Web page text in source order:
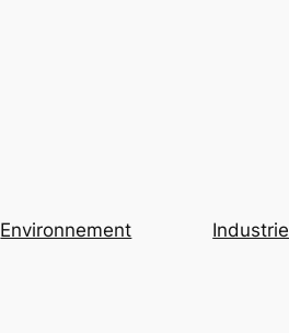
Environnement Industrie